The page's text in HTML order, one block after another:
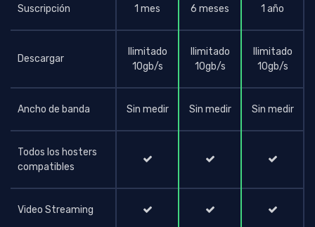
Suscripción 1 mes 6 meses 1 año
Descargar
Ilimitado
10gb/s
Ilimitado
10gb/s
Ilimitado
10gb/s
Ancho de banda Sin medir Sin medir Sin medir
Todos los hosters
compatibles
Video Streaming